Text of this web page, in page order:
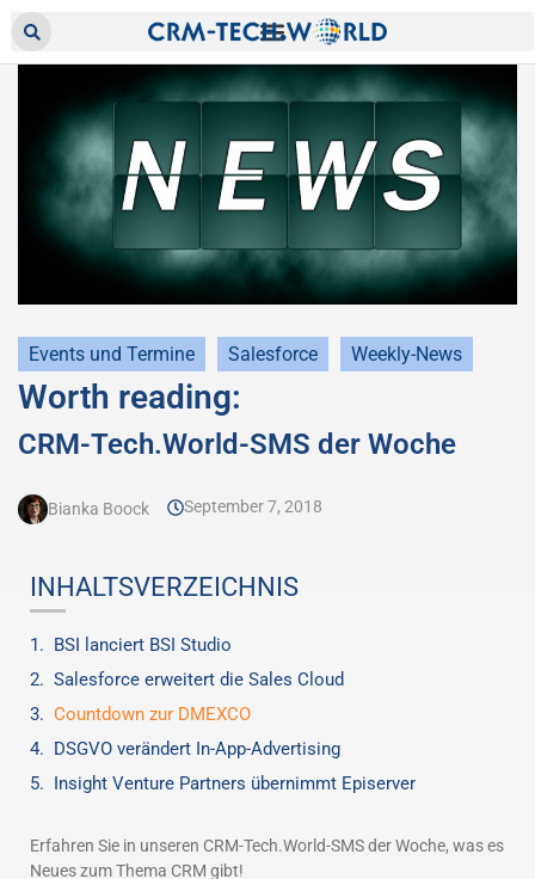
Events und Termine Salesforce Weekly-News
Worth reading:
CRM-Tech.World-SMS der Woche
Bianka Boock September 7, 2018
INHALTSVERZEICHNIS
BSI lanciert BSI Studio
Salesforce erweitert die Sales Cloud
Countdown zur DMEXCO
DSGVO verändert In-App-Advertising
Insight Venture Partners übernimmt Episerver
Erfahren Sie in unseren CRM-Tech.World-SMS der Woche, was es
Neues zum Thema CRM gibt!